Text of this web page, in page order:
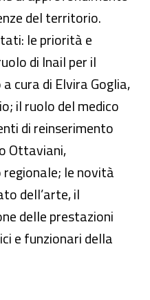
del territorio.
le priorità e
di Inail per il
cura di Elvira Goglia,
il ruolo del medico
di reinserimento
Ottaviani,
le novità
dell’arte, il
delle prestazioni
e funzionari della